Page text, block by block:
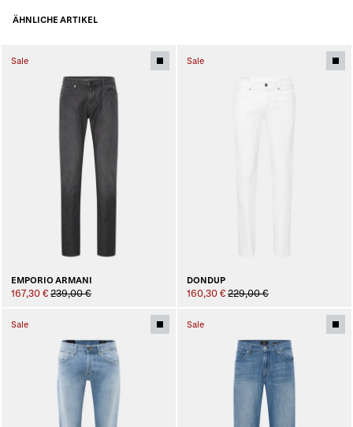
ÄHNLICHE ARTIKEL
Sale
EMPORIO ARMANI
167,30 € 239,00 €
Sale
DONDUP
160,30 € 229,00 €
Sale Sale